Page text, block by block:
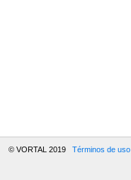
© VORTAL 2019 Términos de uso